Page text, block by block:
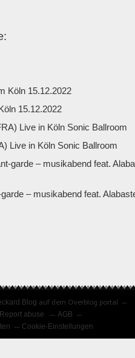
15.12.2022
Live in Köln Sonic Ballroom
– musikabend feat.
Blog auf dem Overblog portal
Report abuse
AGB
Cookie-Einstellungen